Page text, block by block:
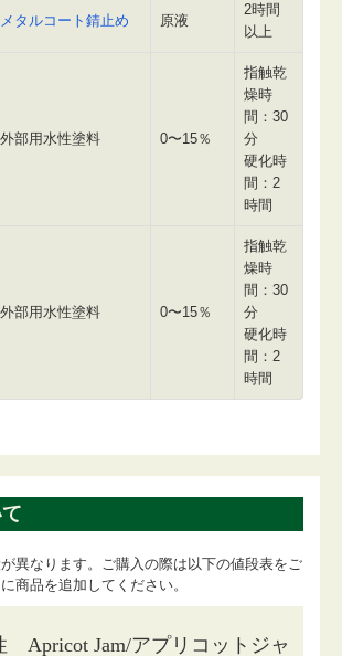
メタルコート錆止め 原液
2時間
以上
外部用水性塗料 0〜15％
指触乾
燥時
間：30
分
硬化時
間：2
時間
外部用水性塗料 0〜15％
指触乾
燥時
間：30
分
硬化時
間：2
時間
異なります。ご購入の際は以下の値段表をご
商品を追加してください。